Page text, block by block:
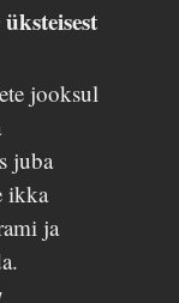
jooksul
juba
ikka
ja